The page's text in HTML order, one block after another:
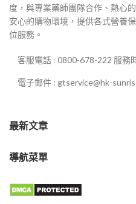
度，與專業藥師團隊合作、熱心
安心的購物環境，提供各式營養
位服務。
客服電話 : 0800-678-222 服務
電子郵件 : gtservice@hk-
最新文章
導航菜單